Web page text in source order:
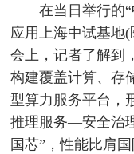
在当日举行的
应用上海中试基地
会上，记者了解到
构建覆盖计算、存
型算力服务平台
推理服务—安全治
国芯”，性能比肩